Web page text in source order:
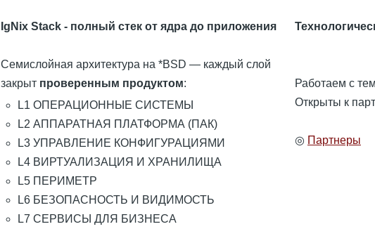
IgNix Stack - полный стек от ядра до приложения
Семислойная архитектура на *BSD — каждый слой
закрыт проверенным продуктом:
L1 ОПЕРАЦИОННЫЕ СИСТЕМЫ
L2 АППАРАТНАЯ ПЛАТФОРМА (ПАК)
L3 УПРАВЛЕНИЕ КОНФИГУРАЦИЯМИ
L4 ВИРТУАЛИЗАЦИЯ И ХРАНИЛИЩА
L5 ПЕРИМЕТР
L6 БЕЗОПАСНОСТЬ И ВИДИМОСТЬ
L7 СЕРВИСЫ ДЛЯ БИЗНЕСА
Работаем с
Открыты к
◎ Партнеры